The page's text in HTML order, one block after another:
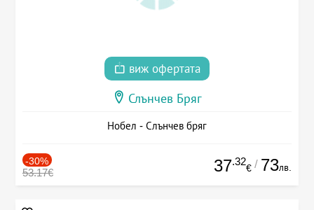
виж офертата
Слънчев Бряг
Нобел - Слънчев бряг
-30%
53.17€ 37.32
€ / 73лв.